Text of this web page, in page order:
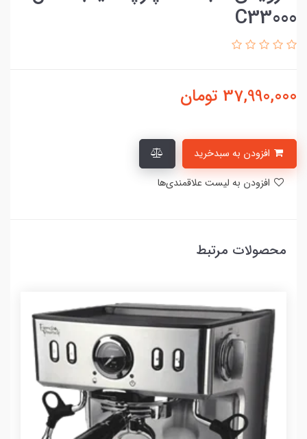
C33000
37,990,000 تومان
محصولات مرتبط